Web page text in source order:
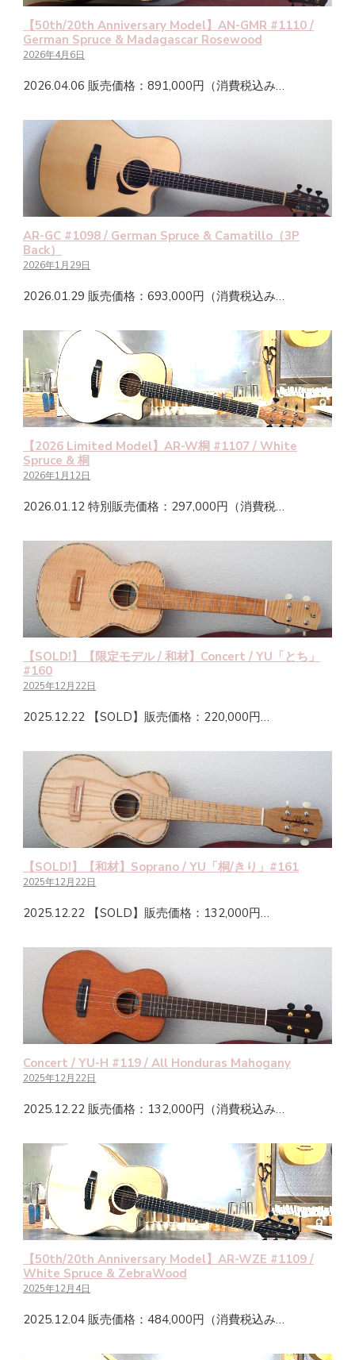
【50th/20th Anniversary Model】AN-GMR #1110 /
German Spruce & Madagascar Rosewood
2026年4月6日
2026.04.06 販売価格：891,000円（消費税込み…
AR-GC #1098 / German Spruce & Camatillo（3P
Back）
2026年1月29日
2026.01.29 販売価格：693,000円（消費税込み…
【2026 Limited Model】AR-W桐 #1107 / White
Spruce & 桐
2026年1月12日
2026.01.12 特別販売価格：297,000円（消費税…
【SOLD!】【限定モデル / 和材】Concert / YU「とち」
#160
2025年12月22日
2025.12.22 【SOLD】販売価格：220,000円…
【SOLD!】【和材】Soprano / YU「桐/きり」#161
2025年12月22日
2025.12.22 【SOLD】販売価格：132,000円…
Concert / YU-H #119 / All Honduras Mahogany
2025年12月22日
2025.12.22 販売価格：132,000円（消費税込み…
【50th/20th Anniversary Model】AR-WZE #1109 /
White Spruce & ZebraWood
2025年12月4日
2025.12.04 販売価格：484,000円（消費税込み…